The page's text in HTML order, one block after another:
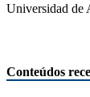
Universidad
Conteúdos